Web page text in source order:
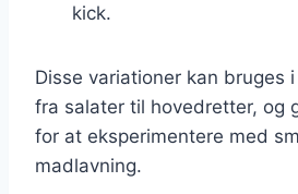
kick.
Disse variationer kan bruges
fra salater til hovedretter, og
for at eksperimentere med
madlavning.